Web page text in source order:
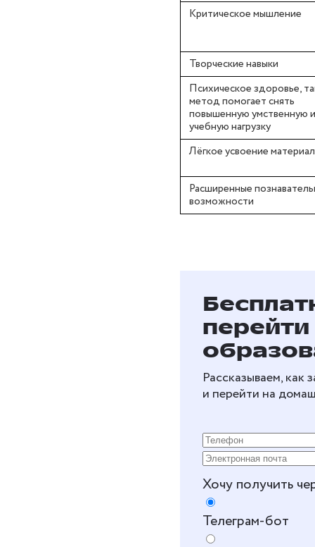
Критическое мышление
Творческие навыки
Психическое здоровье,
метод помогает снять
повышенную умственную и
учебную нагрузку
Лёгкое усвоение
Расширенные
возможности
Рассказываем,
и перейти на
Хочу получить
Телеграм-бот